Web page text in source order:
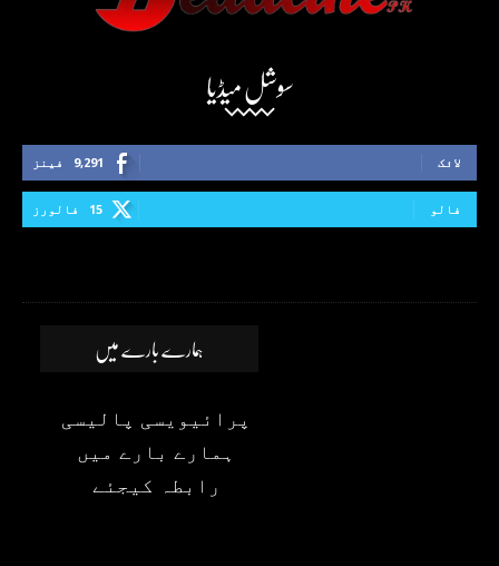
سوشل میڈیا
9,291 فینز لائک
15 فالورز فالو
ہمارے بارے میں
پرائیویسی پالیسی
ہمارے بارے میں
رابطہ کیجئے